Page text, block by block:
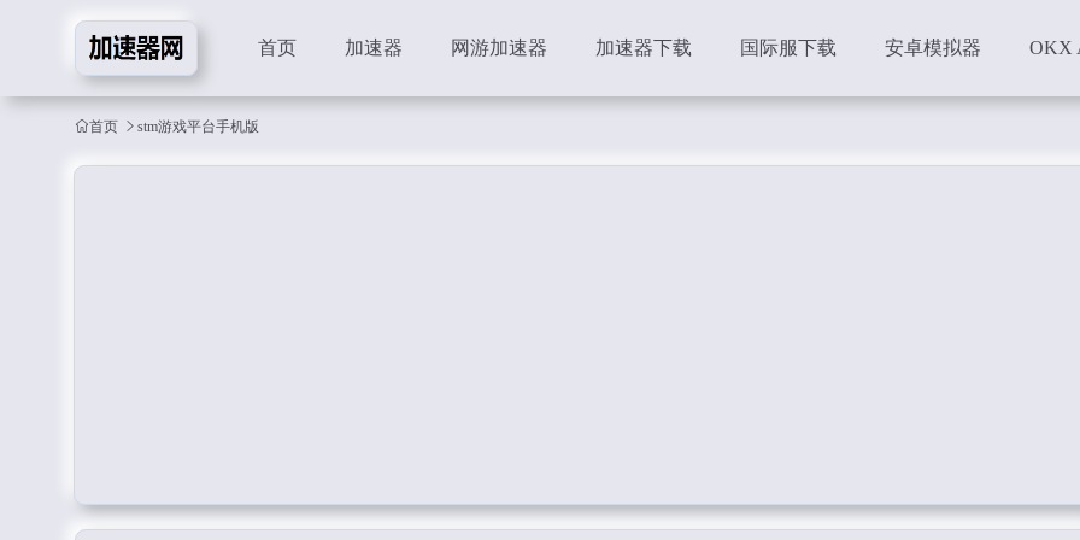
首页 加速器 网游加速器 加速器下载 国际服下载 安卓模拟器 OKX
首页 stm游戏平台手机版